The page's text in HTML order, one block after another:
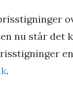
nu står det
.